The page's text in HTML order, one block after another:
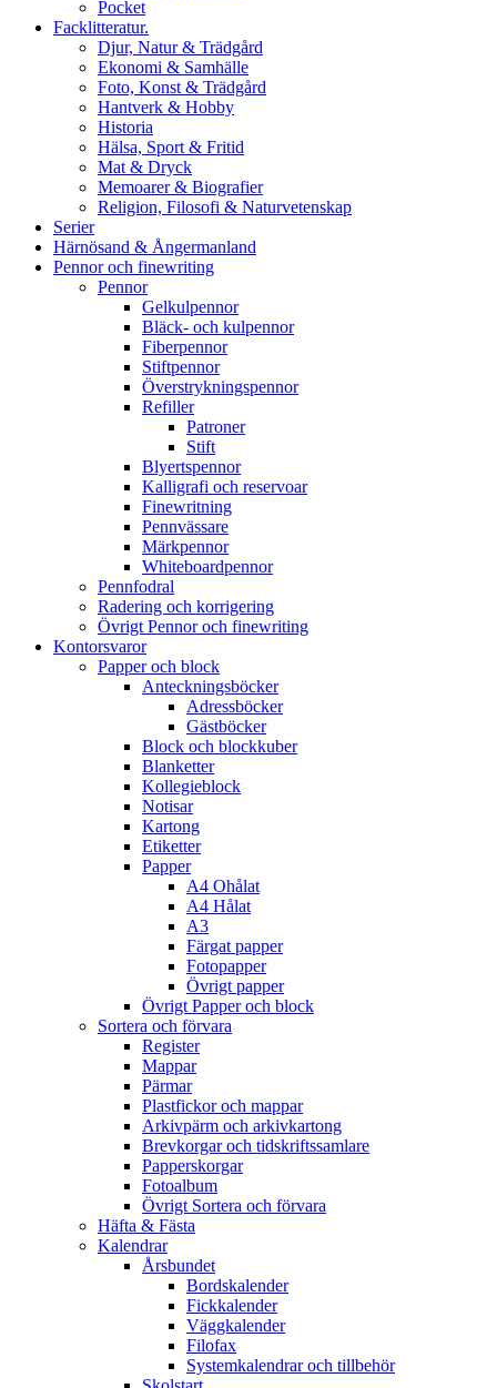
Pocket
Facklitteratur.
Djur, Natur & Trädgård
Ekonomi & Samhälle
Foto, Konst & Trädgård
Hantverk & Hobby
Historia
Hälsa, Sport & Fritid
Mat & Dryck
Memoarer & Biografier
Religion, Filosofi & Naturvetenskap
Serier
Härnösand & Ångermanland
Pennor och finewriting
Pennor
Gelkulpennor
Bläck- och kulpennor
Fiberpennor
Stiftpennor
Överstrykningspennor
Refiller
Patroner
Stift
Blyertspennor
Kalligrafi och reservoar
Finewritning
Pennvässare
Märkpennor
Whiteboardpennor
Pennfodral
Radering och korrigering
Övrigt Pennor och finewriting
Kontorsvaror
Papper och block
Anteckningsböcker
Adressböcker
Gästböcker
Block och blockkuber
Blanketter
Kollegieblock
Notisar
Kartong
Etiketter
Papper
A4 Ohålat
A4 Hålat
A3
Färgat papper
Fotopapper
Övrigt papper
Övrigt Papper och block
Sortera och förvara
Register
Mappar
Pärmar
Plastfickor och mappar
Arkivpärm och arkivkartong
Brevkorgar och tidskriftssamlare
Papperskorgar
Fotoalbum
Övrigt Sortera och förvara
Häfta & Fästa
Kalendrar
Årsbundet
Bordskalender
Fickkalender
Väggkalender
Filofax
Systemkalendrar och tillbehör